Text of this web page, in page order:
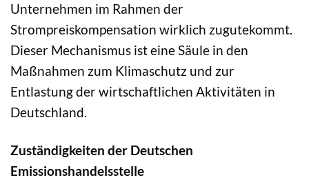
Unternehmen im Rahmen der
Strompreiskompensation wirklich zugutekommt.
Dieser Mechanismus ist eine Säule in den
Maßnahmen zum Klimaschutz und zur
Entlastung der wirtschaftlichen Aktivitäten in
Deutschland.
Zuständigkeiten der Deutschen
Emissionshandelsstelle